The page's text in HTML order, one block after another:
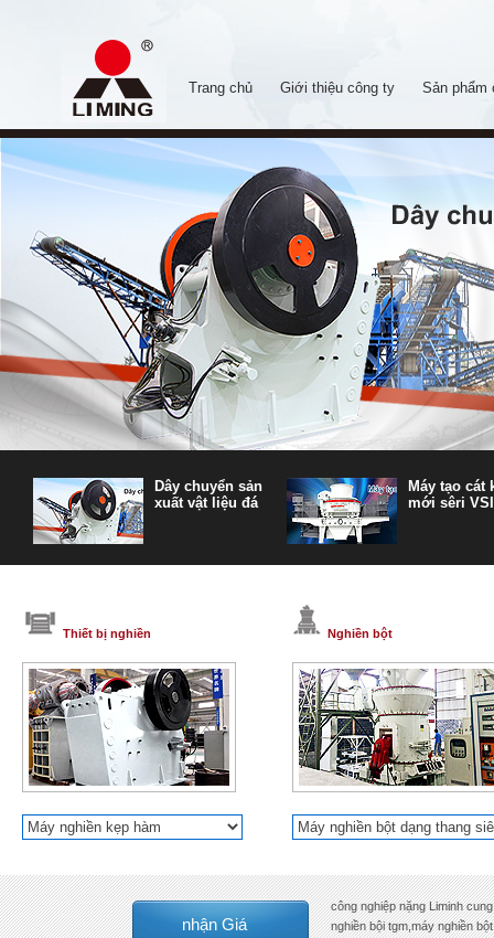
Trang chủ Giới thiệu công ty Sản phẩm
Dây chuyển sản
xuất vật liệu đá
Máy tạo cát
mới sêri VSI
Thiết bị nghiền Nghiền bột
nhận Giá
công nghiệp nặng Liminh
nghiền bội tgm,máy nghiền